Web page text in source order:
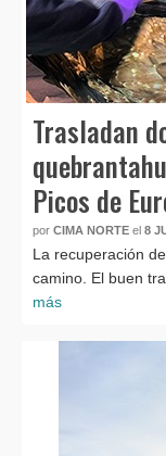
Trasladan
Picos de
por CIMA NORTE el 8
La recuperación
camino. El buen
más